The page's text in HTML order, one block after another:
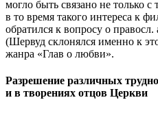
могло быть связано не только
в то время такого интереса к
обратился к вопросу о правосл.
(Шервуд склонялся именно к
жанра «Глав о любви».
Разрешение различных
и в творениях отцов Церкви